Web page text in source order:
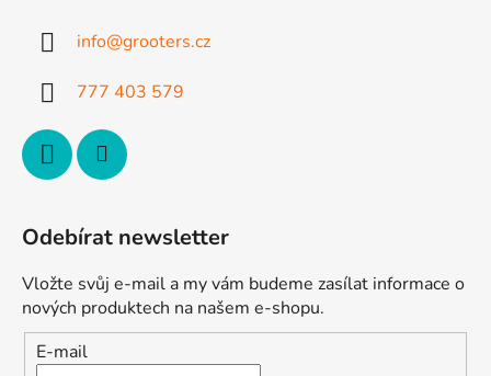
info@grooters.cz
777 403 579
Odebírat newsletter
Vložte svůj e-mail a my vám budeme zasílat informace o
nových produktech na našem e-shopu.
E-mail